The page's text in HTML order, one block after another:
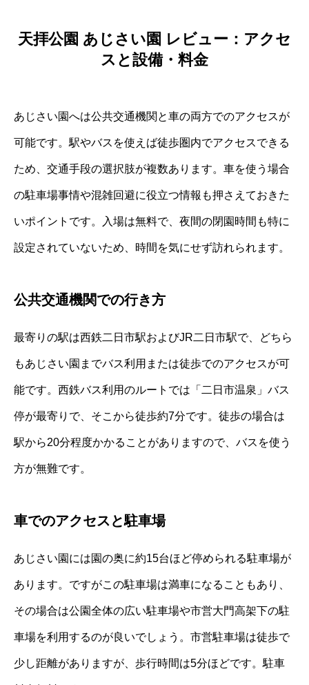
天拝公園 あじさい園 レビュー：アクセ
スと設備・料金
あじさい園へは公共交通機関と車の両方でのアクセスが
可能です。駅やバスを使えば徒歩圏内でアクセスできる
ため、交通手段の選択肢が複数あります。車を使う場合
の駐車場事情や混雑回避に役立つ情報も押さえておきた
いポイントです。入場は無料で、夜間の閉園時間も特に
設定されていないため、時間を気にせず訪れられます。
公共交通機関での行き方
最寄りの駅は西鉄二日市駅およびJR二日市駅で、どちら
もあじさい園までバス利用または徒歩でのアクセスが可
能です。西鉄バス利用のルートでは「二日市温泉」バス
停が最寄りで、そこから徒歩約7分です。徒歩の場合は
駅から20分程度かかることがありますので、バスを使う
方が無難です。
車でのアクセスと駐車場
あじさい園には園の奥に約15台ほど停められる駐車場が
あります。ですがこの駐車場は満車になることもあり、
その場合は公園全体の広い駐車場や市営大門高架下の駐
車場を利用するのが良いでしょう。市営駐車場は徒歩で
少し距離がありますが、歩行時間は5分ほどです。駐車